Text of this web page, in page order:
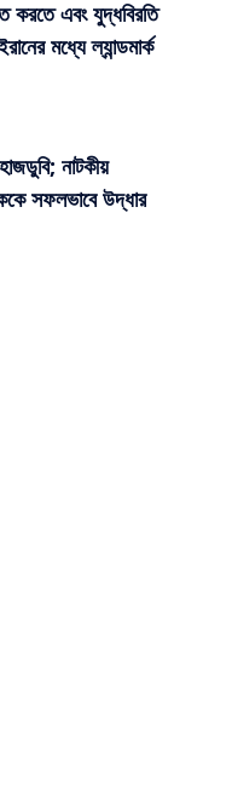
করতে এবং যুদ্ধবিরতি
মধ্যে ল্যান্ডমার্ক
নাটকীয়
সফলভাবে উদ্ধার